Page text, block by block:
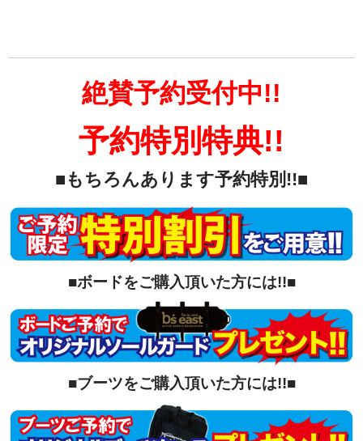
絶賛予約受付中!!
予約特別特典!!
■もちろんあります予約特別!!■
■ボードをご購入頂いた方には!!■
■ブーツをご購入頂いた方には!!■